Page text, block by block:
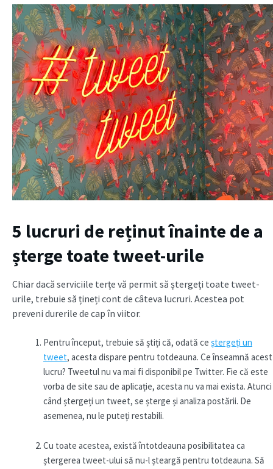
5 lucruri de reținut înainte de a
șterge toate tweet-urile
Chiar dacă serviciile terțe vă permit să ștergeți toate tweet-
urile, trebuie să țineți cont de câteva lucruri. Acestea pot
preveni durerile de cap în viitor.
Pentru început, trebuie să știți că, odată ce ștergeți un
tweet, acesta dispare pentru totdeauna. Ce înseamnă acest
lucru? Tweetul nu va mai fi disponibil pe Twitter. Fie că este
vorba de site sau de aplicație, acesta nu va mai exista. Atunci
când ștergeți un tweet, se șterge și analiza postării. De
asemenea, nu le puteți restabili.
Cu toate acestea, există întotdeauna posibilitatea ca
ștergerea tweet-ului să nu-l șteargă pentru totdeauna. Să